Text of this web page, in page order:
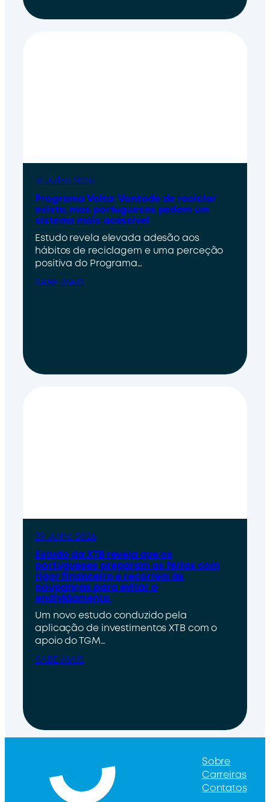
31 Julho 2026
Programa Volta: Vontade de reciclar
existe, mas portugueses pedem um
sistema mais acessível
Estudo revela elevada adesão aos
hábitos de reciclagem e uma perceção
positiva do Programa…
SABE MAIS
29 Julho 2026
Estudo da XTB revela que os
portugueses preparam as férias com
rigor financeiro e recorrem às
poupanças para evitar o
endividamento
Um novo estudo conduzido pela
aplicação de investimentos XTB com o
apoio do TGM…
SABE MAIS
Sobre
Carreiras
Contatos